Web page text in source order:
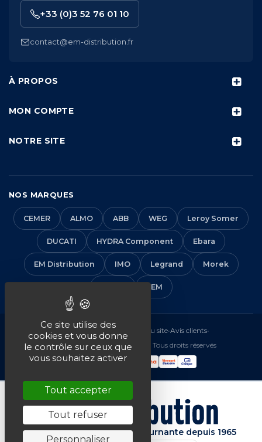
À PROPOS
MON COMPTE
NOTRE SITE
+33 (0)3 52 76 01 10
contact@em-distribution.fr
NOS MARQUES
CEMER ALMO ABB WEG Leroy Somer
DUCATI HYDRA Component Ebara
EM Distribution IMO Legrand Morek
VEM
Mentions légales•CGV Plan du site•Avis clients•
© 2016-2026 EM Distribution - Tous droits réservés
Spécialiste de la machine tournante depuis 1965
Ce site utilise des
cookies et vous donne
le contrôle sur ceux que
vous souhaitez activer
Tout accepter
Tout refuser
Personnaliser